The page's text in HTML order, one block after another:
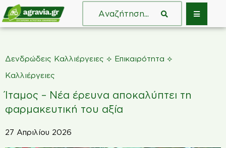
Δενδρώδεις Καλλιέργειες ⟡ Επικαιρότητα ⟡
Καλλιέργειες
Ίταμος – Νέα έρευνα αποκαλύπτει τη
φαρμακευτική του αξία
27 Απριλίου 2026